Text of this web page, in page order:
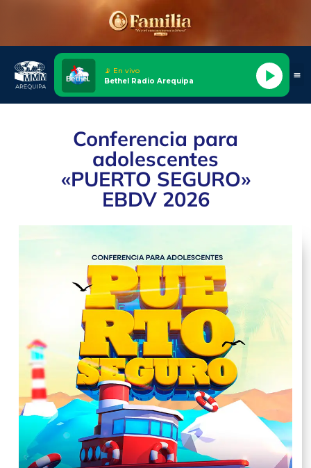
📡 En vivo
Bethel Radio Arequipa
Conferencia para
adolescentes
«PUERTO SEGURO»
EBDV 2026